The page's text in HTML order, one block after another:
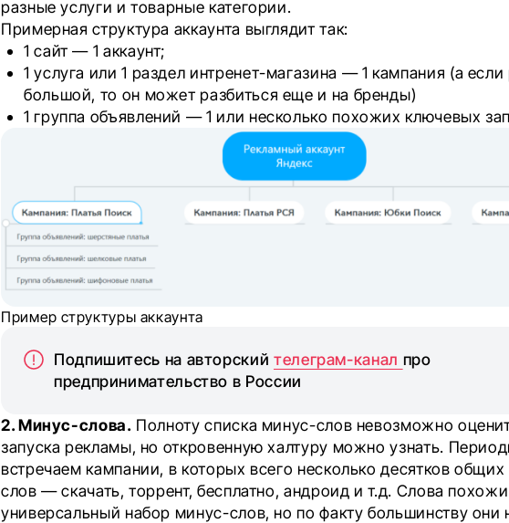
разные услуги и товарные категории.
Примерная структура аккаунта выглядит так:
1 сайт — 1 аккаунт;
1 услуга или 1 раздел интренет-магазина — 1 кампания (а если
большой, то он может разбиться еще и на бренды)
1 группа объявлений — 1 или несколько похожих ключевых
Пример структуры аккаунта
Подпишитесь на авторский телеграм-канал про
предпринимательство в России
2. Минус-слова. Полноту списка минус-слов невозможно
запуска рекламы, но откровенную халтуру можно узнать.
встречаем кампании, в которых всего несколько десятков
слов —скачать, торрент, бесплатно, андроид и т.д. Слова
универсальный набор минус-слов, но по факту большинству они